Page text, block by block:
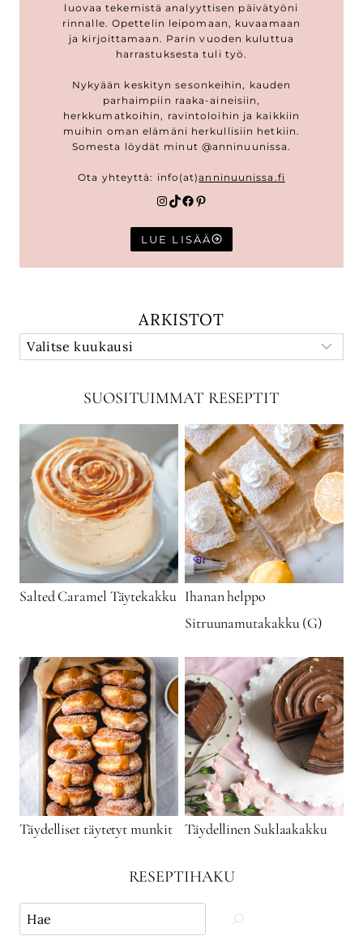
luovaa tekemistä analyyttisen päivätyöni
rinnalle. Opettelin leipomaan, kuvaamaan
ja kirjoittamaan. Parin vuoden kuluttua
harrastuksesta tuli työ.
Nykyään keskityn sesonkeihin, kauden
parhaimpiin raaka-aineisiin,
herkkumatkoihin, ravintoloihin ja kaikkiin
muihin oman elämäni herkullisiin hetkiin.
Somesta löydät minut @anninuunissa.
Ota yhteyttä: info(at)anninuunissa.fi
Instagram
TikTok
Facebook
Pinterest
LUE LISÄÄ
ARKISTOT
SUOSITUIMMAT RESEPTIT
Salted Caramel Täytekakku Ihanan helppo
Sitruunamutakakku (G)
Täydelliset täytetyt munkit Täydellinen Suklaakakku
RESEPTIHAKU
Käytä
hakua